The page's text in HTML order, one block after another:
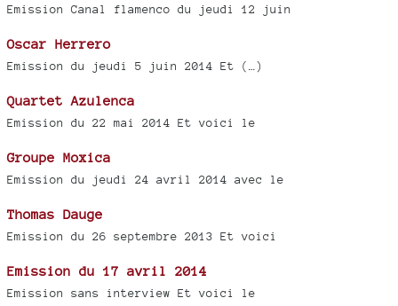
Emission Canal flamenco du jeudi 12 juin
Oscar Herrero
Emission du jeudi 5 juin 2014 Et (…)
Quartet Azulenca
Emission du 22 mai 2014 Et voici le
Groupe Moxica
Emission du jeudi 24 avril 2014 avec le
Thomas Dauge
Emission du 26 septembre 2013 Et voici
Emission du 17 avril 2014
Emission sans interview Et voici le